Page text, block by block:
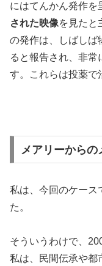
にはてんかん発作を
された映像を見たと
の発作は、しばしば
ると報告され、非常
す。これらは投薬で
メアリーからの
私は、今回のケース
た。
そういうわけで、
私は、民間伝承や都